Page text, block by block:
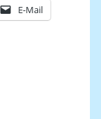
E-Mail